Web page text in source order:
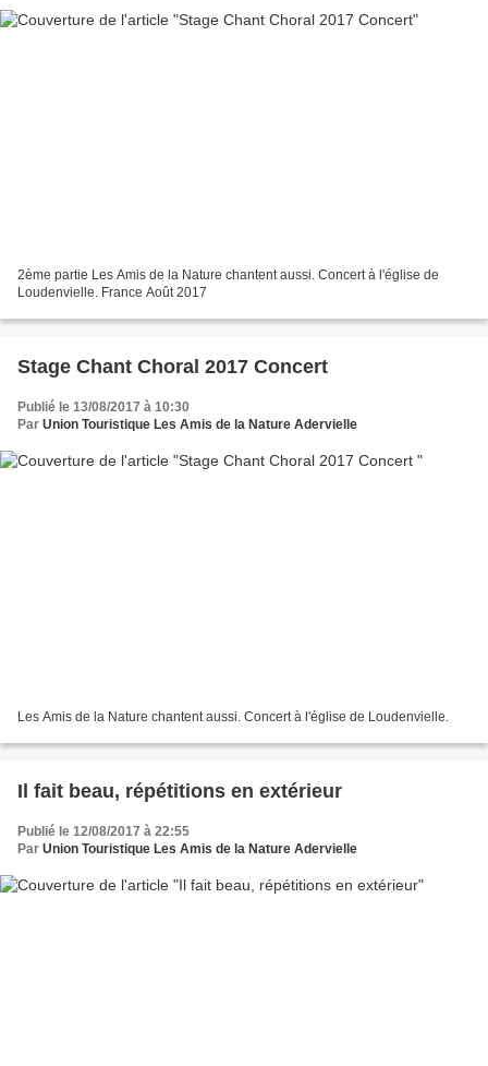
2ème partie Les Amis de la Nature chantent aussi. Concert à l'église de
Loudenvielle. France Août 2017
Stage Chant Choral 2017 Concert
Publié le 13/08/2017 à 10:30
Par Union Touristique Les Amis de la Nature Adervielle
Les Amis de la Nature chantent aussi. Concert à l'église de Loudenvielle.
Il fait beau, répétitions en extérieur
Publié le 12/08/2017 à 22:55
Par Union Touristique Les Amis de la Nature Adervielle